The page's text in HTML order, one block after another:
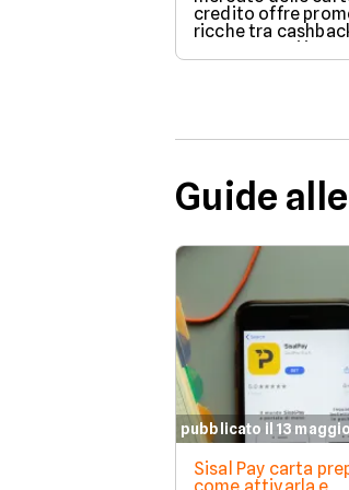
credito offre
ricche tra
200€, sconti
azzeramento del
Guide
pubblicato il 13
Sisal Pay carta